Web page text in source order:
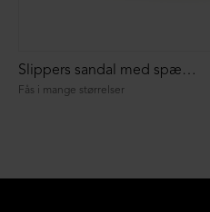
Fås i mange størrelser
Slippers sandal med spænder